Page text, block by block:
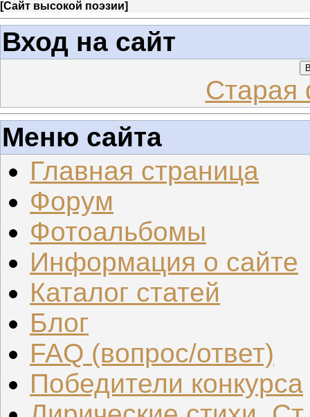
[Сайт высокой поэзии]
Вход на сайт
Старая
Меню сайта
Главная страница
Форум
Фотоальбомы
Информация о сайте
Каталог статей
Блог
FAQ (вопрос/ответ)
Победители конкурса